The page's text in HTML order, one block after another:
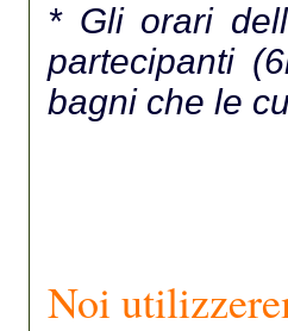
* Gli orari
partecipanti
bagni che le
Noi